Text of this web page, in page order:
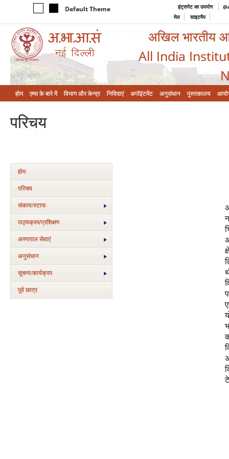
Default Theme इंट्रानेट का उपयोग
मेल
साइटमैप
अखिल भारतीय
All India
होम एम्‍स के बारे में विभाग और केन्‍द्र निविदाएं अपॉइंटमेंट अनुसंधान पुस्तकालय
परिचय
होम
परिचय
संकाय/स्‍टाफ
पाठ्यक्रम/प्रशिक्षण
अस्‍पताल सेवाएं
अनुसंधान
सूचना/कार्यक्रम
पूर्व छात्र